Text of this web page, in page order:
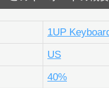
1UP
US
40%